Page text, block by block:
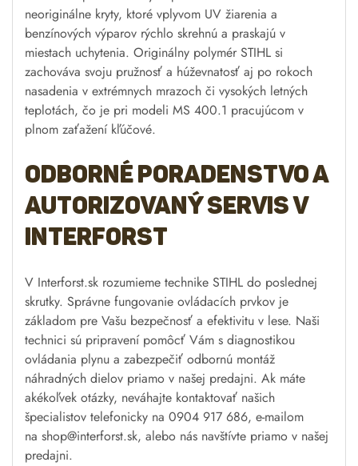
neoriginálne kryty, ktoré vplyvom UV žiarenia a
benzínových výparov rýchlo skrehnú a praskajú v
miestach uchytenia. Originálny polymér STIHL si
zachováva svoju pružnosť a húževnatosť aj po rokoch
nasadenia v extrémnych mrazoch či vysokých letných
teplotách, čo je pri modeli MS 400.1 pracujúcom v
plnom zaťažení kľúčové.
Odborné poradenstvo a
autorizovaný servis v
Interforst
V Interforst.sk rozumieme technike STIHL do poslednej
skrutky. Správne fungovanie ovládacích prvkov je
základom pre Vašu bezpečnosť a efektivitu v lese. Naši
technici sú pripravení pomôcť Vám s diagnostikou
ovládania plynu a zabezpečiť odbornú montáž
náhradných dielov priamo v našej predajni. Ak máte
akékoľvek otázky, neváhajte kontaktovať našich
špecialistov telefonicky na 0904 917 686, e-mailom
na shop@interforst.sk, alebo nás navštívte priamo v našej
predajni.